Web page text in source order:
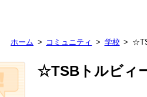
ホーム コミュニティ 学校
☆TSBトルビィ